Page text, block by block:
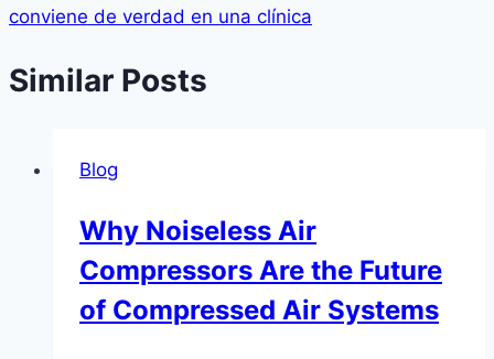
conviene de verdad en una clínica
Similar Posts
Blog
Why Noiseless Air
Compressors Are the Future
of Compressed Air Systems